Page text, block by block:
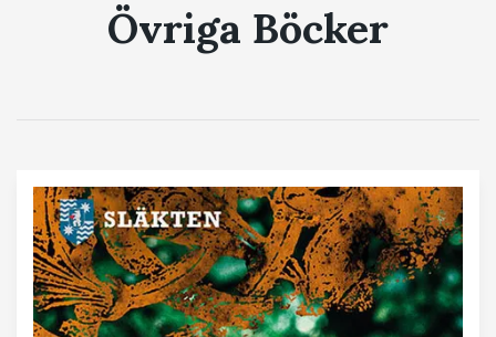
Övriga Böcker